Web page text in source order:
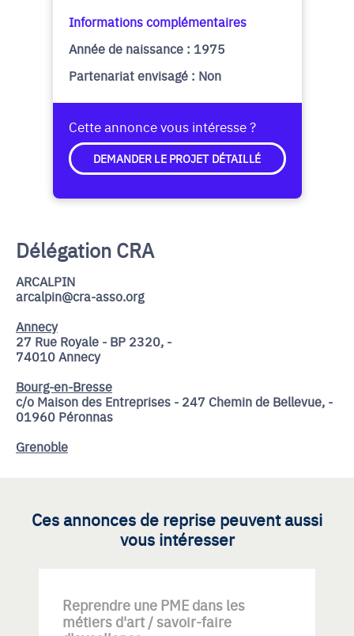
Informations complémentaires
Année de naissance : 1975
Partenariat envisagé : Non
Cette annonce vous intéresse ?
DEMANDER LE PROJET DÉTAILLÉ
Délégation CRA
ARCALPIN
arcalpin@cra-asso.org
Annecy
27 Rue Royale - BP 2320, -
74010 Annecy
Bourg-en-Bresse
c/o Maison des Entreprises - 247 Chemin de Bellevue, -
01960 Péronnas
Grenoble
Ces annonces de reprise peuvent aussi
vous intéresser
Reprendre une PME dans les
métiers d'art / savoir-faire